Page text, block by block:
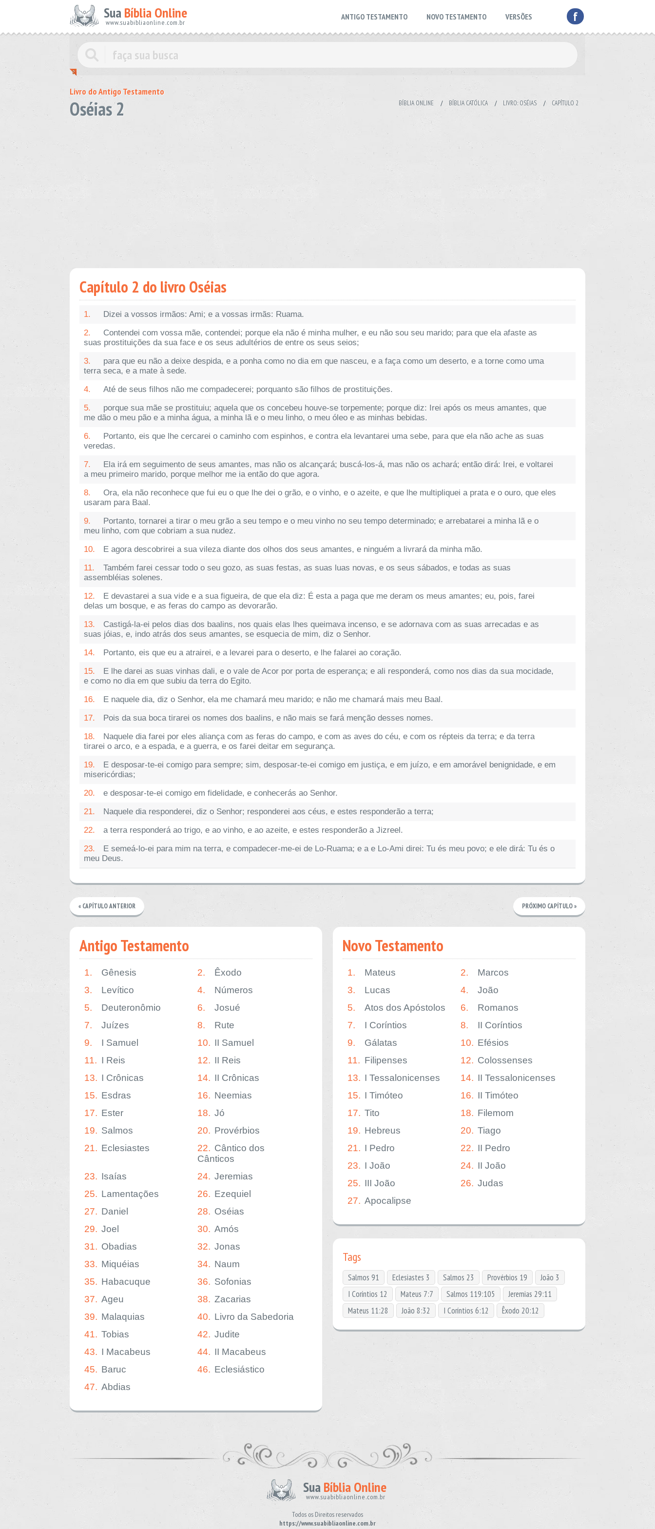
SuaBíblia Online
www.suabibliaonline.com.br f
ANTIGO TESTAMENTO NOVO TESTAMENTO VERSÕES
Livro do Antigo Testamento
Oséias 2 BÍBLIA ONLINE / BÍBLIA CATÓLICA / LIVRO: OSÉIAS / CAPÍTULO 2
Capítulo 2 do livro Oséias
1.
Dizei a vossos irmãos: Ami; e a vossas irmãs: Ruama.
2.
Contendei com vossa mãe, contendei; porque ela não é minha mulher, e eu não sou seu marido; para que ela afaste as
suas prostituições da sua face e os seus adultérios de entre os seus seios;
3.
para que eu não a deixe despida, e a ponha como no dia em que nasceu, e a faça como um deserto, e a torne como uma
terra seca, e a mate à sede.
4.
Até de seus filhos não me compadecerei; porquanto são filhos de prostituições.
5.
porque sua mãe se prostituiu; aquela que os concebeu houve-se torpemente; porque diz: Irei após os meus amantes, que
me dão o meu pão e a minha água, a minha lã e o meu linho, o meu óleo e as minhas bebidas.
6.
Portanto, eis que lhe cercarei o caminho com espinhos, e contra ela levantarei uma sebe, para que ela não ache as suas
veredas.
7.
Ela irá em seguimento de seus amantes, mas não os alcançará; buscá-los-á, mas não os achará; então dirá: Irei, e voltarei
a meu primeiro marido, porque melhor me ia então do que agora.
8.
Ora, ela não reconhece que fui eu o que lhe dei o grão, e o vinho, e o azeite, e que lhe multipliquei a prata e o ouro, que eles
usaram para Baal.
9.
Portanto, tornarei a tirar o meu grão a seu tempo e o meu vinho no seu tempo determinado; e arrebatarei a minha lã e o
meu linho, com que cobriam a sua nudez.
10.
E agora descobrirei a sua vileza diante dos olhos dos seus amantes, e ninguém a livrará da minha mão.
11.
Também farei cessar todo o seu gozo, as suas festas, as suas luas novas, e os seus sábados, e todas as suas
assembléias solenes.
12.
E devastarei a sua vide e a sua figueira, de que ela diz: É esta a paga que me deram os meus amantes; eu, pois, farei
delas um bosque, e as feras do campo as devorarão.
13.
Castigá-la-ei pelos dias dos baalins, nos quais elas lhes queimava incenso, e se adornava com as suas arrecadas e as
suas jóias, e, indo atrás dos seus amantes, se esquecia de mim, diz o Senhor.
14.
Portanto, eis que eu a atrairei, e a levarei para o deserto, e lhe falarei ao coração.
15.
E lhe darei as suas vinhas dali, e o vale de Acor por porta de esperança; e ali responderá, como nos dias da sua mocidade,
e como no dia em que subiu da terra do Egito.
16.
E naquele dia, diz o Senhor, ela me chamará meu marido; e não me chamará mais meu Baal.
17.
Pois da sua boca tirarei os nomes dos baalins, e não mais se fará menção desses nomes.
18.
Naquele dia farei por eles aliança com as feras do campo, e com as aves do céu, e com os répteis da terra; e da terra
tirarei o arco, e a espada, e a guerra, e os farei deitar em segurança.
19.
E desposar-te-ei comigo para sempre; sim, desposar-te-ei comigo em justiça, e em juízo, e em amorável benignidade, e em
misericórdias;
20.
e desposar-te-ei comigo em fidelidade, e conhecerás ao Senhor.
21.
Naquele dia responderei, diz o Senhor; responderei aos céus, e estes responderão a terra;
22.
a terra responderá ao trigo, e ao vinho, e ao azeite, e estes responderão a Jizreel.
23.
E semeá-lo-ei para mim na terra, e compadecer-me-ei de Lo-Ruama; e a e Lo-Ami direi: Tu és meu povo; e ele dirá: Tu és o
meu Deus.
« CAPÍTULO ANTERIOR PRÓXIMO CAPÍTULO »
Antigo Testamento
1. Gênesis 2.
Êxodo
3.
Levítico 4.
Números
5.
Deuteronômio 6.
Josué
7.
Juízes 8.
Rute
9.
I Samuel 10. II Samuel
11. I Reis 12. II Reis
13. I Crônicas 14. II Crônicas
15. Esdras 16. Neemias
17. Ester 18. Jó
19. Salmos 20. Provérbios
21. Eclesiastes 22. Cântico dos
Cânticos
23. Isaías 24. Jeremias
25. Lamentações 26. Ezequiel
27. Daniel 28. Oséias
29. Joel 30. Amós
31. Obadias 32. Jonas
33. Miquéias 34. Naum
35. Habacuque 36. Sofonias
37. Ageu 38. Zacarias
39. Malaquias 40. Livro da Sabedoria
41. Tobias 42. Judite
43. I Macabeus 44. II Macabeus
45. Baruc 46. Eclesiástico
47. Abdias
Novo Testamento
1. Mateus 2.
Marcos
3.
Lucas 4.
João
5.
Atos dos Apóstolos 6.
Romanos
7.
I Coríntios 8.
II Coríntios
9.
Gálatas 10. Efésios
11. Filipenses 12. Colossenses
13. I Tessalonicenses 14. II Tessalonicenses
15. I Timóteo 16. II Timóteo
17. Tito 18. Filemom
19. Hebreus 20. Tiago
21. I Pedro 22. II Pedro
23. I João 24. II João
25. III João 26. Judas
27. Apocalipse
Tags
Salmos 91 Eclesiastes 3 Salmos 23 Provérbios 19
João 3
I Coríntios 12
Mateus 7:7 Salmos 119:105
Jeremias 29:11
Mateus 11:28
João 8:32 I Coríntios 6:12 Êxodo 20:12
SuaBíblia Online
www.suabibliaonline.com.br
Todos os Direitos reservados
https://www.suabibliaonline.com.br